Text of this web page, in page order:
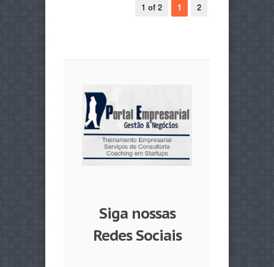
1 of 2 1 2
Siga nossas
Redes Sociais